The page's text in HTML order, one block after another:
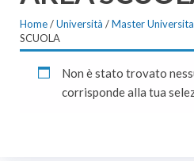
Home/Università /Master
SCUOLA
Non è stato trovato
corrisponde alla tua